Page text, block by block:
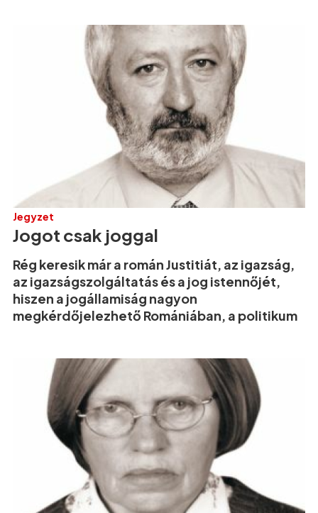
Jegyzet
Jogot csak joggal
Rég keresik már a román Justitiát, az igazság,
az igazságszolgáltatás és a jog istennőjét,
hiszen a jogállamiság nagyon
megkérdőjelezhető Romániában, a politikum